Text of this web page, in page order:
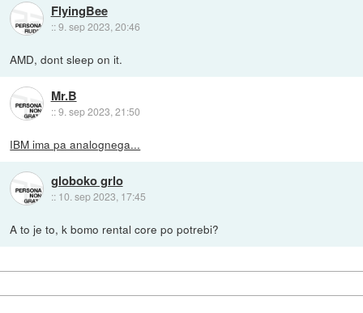
FlyingBee
::9. sep 2023, 20:46
AMD, dont sleep on it.
Mr.B
::9. sep 2023, 21:50
IBM ima pa analognega...
globoko grlo
:: 10. sep 2023, 17:45
A to je to, k bomo rental core po potrebi?